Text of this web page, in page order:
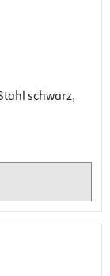
schwarz,